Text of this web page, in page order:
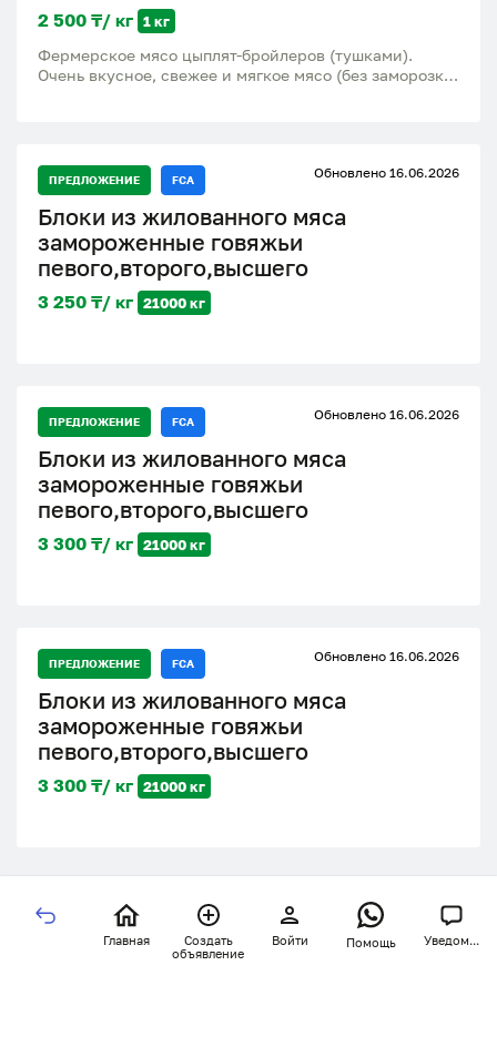
2 500 ₸/ кг 1 кг
Фермерское мясо цыплят-бройлеров (тушками).
Очень вкусное, свежее и мягкое мясо (без заморозки)
ПРЕДЛОЖЕНИЕ FCA Обновлено 16.06.2026
Блоки из жилованного мяса
замороженные говяжьи
певого,второго,высшего
3 250 ₸/ кг 21000 кг
ПРЕДЛОЖЕНИЕ FCA Обновлено 16.06.2026
Блоки из жилованного мяса
замороженные говяжьи
певого,второго,высшего
3 300 ₸/ кг 21000 кг
ПРЕДЛОЖЕНИЕ FCA Обновлено 16.06.2026
Блоки из жилованного мяса
замороженные говяжьи
певого,второго,высшего
3 300 ₸/ кг 21000 кг
Главная
Создать
объявление
Войти Помощь Уведом...